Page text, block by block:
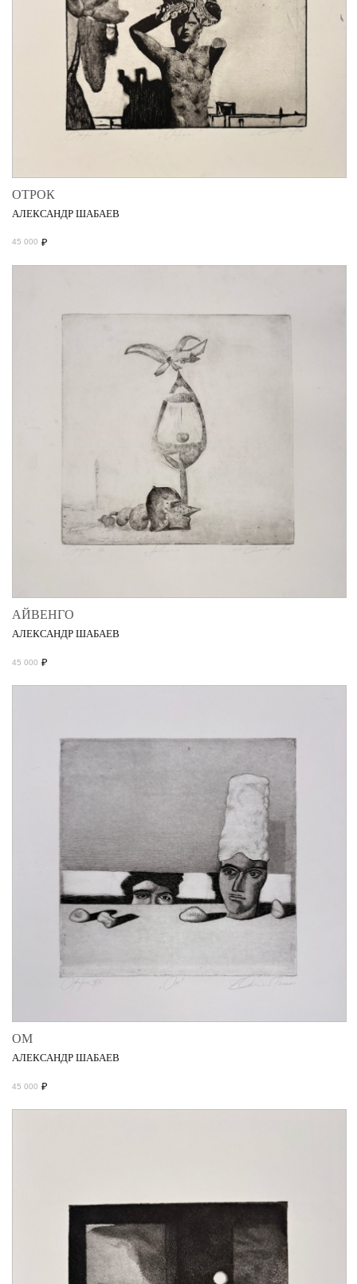
ОТРОК
АЛЕКСАНДР ШАБАЕВ
45 000 ₽
АЙВЕНГО
АЛЕКСАНДР ШАБАЕВ
45 000 ₽
ОМ
АЛЕКСАНДР ШАБАЕВ
45 000 ₽